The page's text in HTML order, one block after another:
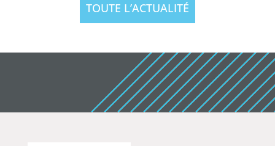
TOUTE L’ACTUALITÉ